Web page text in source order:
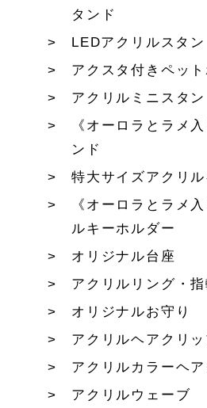
タンド
LEDアクリルスタ
アクスタ付きペッ
アクリルミニスタン
《オーロラとラメ
ンド
特大サイズアクリ
《オーロラとラメ
ルキーホルダー
オリジナル台座
アクリルリング・指
オリジナルお守り
アクリルヘアクリ
アクリルカラーヘ
アクリルウェーブ